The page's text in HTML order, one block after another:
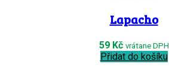
Lapacho
59 Kč vrátane DPH
Přidat do košíku